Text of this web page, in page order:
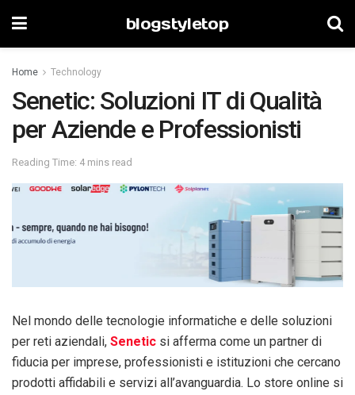
blogstyletop
Home Technology
Senetic: Soluzioni IT di Qualità
per Aziende e Professionisti
Reading Time: 4 mins read
Nel mondo delle tecnologie informatiche e delle soluzioni
per reti aziendali, Senetic si afferma come un partner di
fiducia per imprese, professionisti e istituzioni che cercano
prodotti affidabili e servizi all’avanguardia. Lo store online si